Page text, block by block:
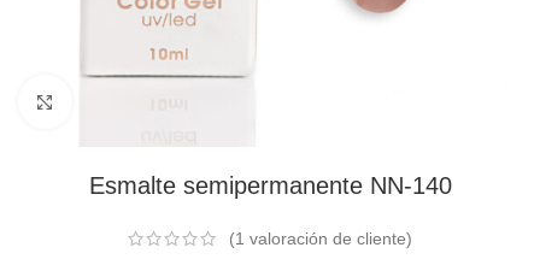
Esmalte semipermanente NN-140
(1 valoración de cliente)